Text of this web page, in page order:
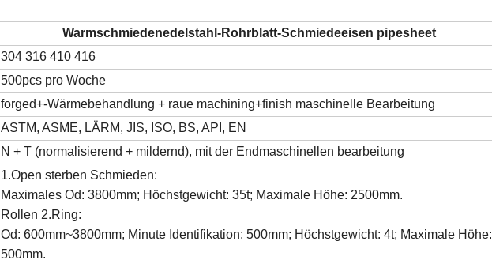
Warmschmiedenedelstahl-Rohrblatt-Schmiedeeisen pipesheet
304 316 410 416
500pcs pro Woche
forged+-Wärmebehandlung + raue machining+finish maschinelle Bearbeitung
ASTM, ASME, LÄRM, JIS, ISO, BS, API, EN
N + T (normalisierend + mildernd), mit der Endmaschinellen bearbeitung
1.Open sterben Schmieden:
Maximales Od: 3800mm; Höchstgewicht: 35t; Maximale Höhe: 2500mm.
Rollen 2.Ring:
Od: 600mm~3800mm; Minute Identifikation: 500mm; Höchstgewicht: 4t; Maximale Höhe:
500mm.